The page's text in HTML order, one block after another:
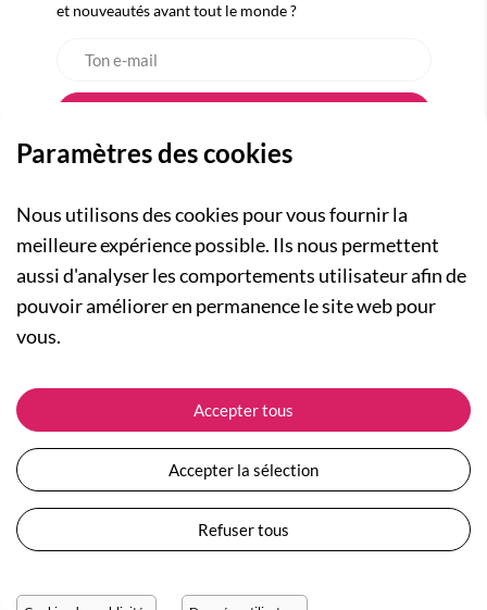
et nouveautés avant tout le monde ?
A PROPOS
Qui sommes-nous ?
Actualités
Nos engagements
Plan du site
Devenir revendeur
NOS RUBRIQUES
Collection Femme
Collection Enfants
Les Totebags
Nos différents thèmes
ASSISTANCE
Suivre ma commande
Expédition et livraison
Retour et remboursement
Moyens de paiement
Questions / Réponses
Conditions générales de vente
Protection des données personnelles
Paramètres des cookies
Nous utilisons des cookies pour vous fournir la
meilleure expérience possible. Ils nous permettent
aussi d'analyser les comportements utilisateur afin de
pouvoir améliorer en permanence le site web pour
vous.
Accepter tous
Accepter la sélection
Refuser tous